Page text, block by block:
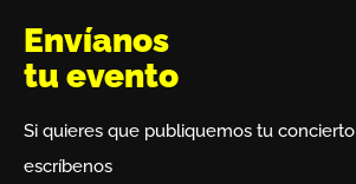
Envíanos
tu evento
Si quieres que publiquemos tu concierto
escríbenos